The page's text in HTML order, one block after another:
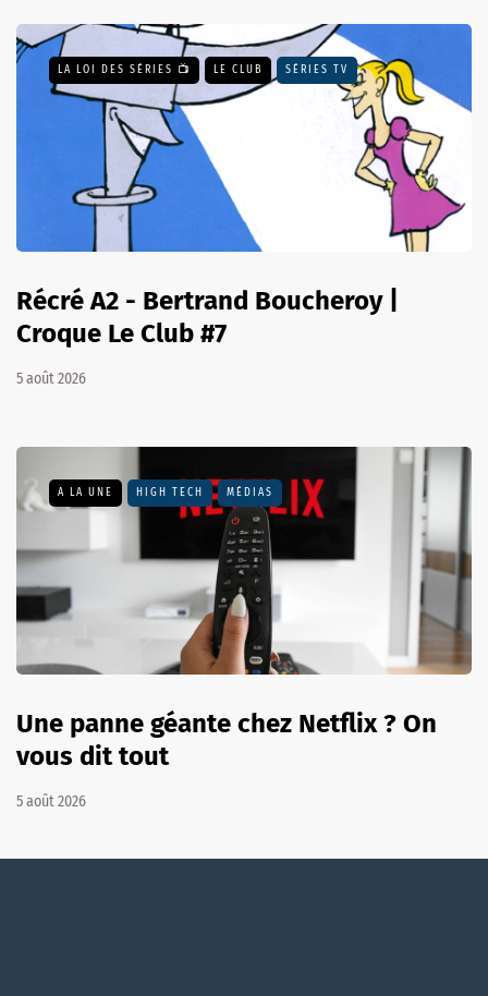
LA LOI DES SÉRIES 📺 LE CLUB SÉRIES TV
Récré A2 - Bertrand Boucheroy |
Croque Le Club #7
5 août 2026
A LA UNE HIGH TECH MÉDIAS
Une panne géante chez Netflix ? On
vous dit tout
5 août 2026